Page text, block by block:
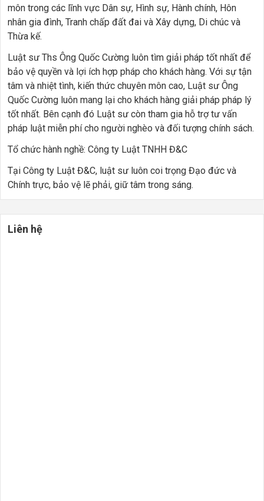
môn trong các lĩnh vực Dân sự, Hình sự, Hành chính, Hôn
nhân gia đình, Tranh chấp đất đai và Xây dựng, Di chúc và
Thừa kế.
Luật sư Ths Ông Quốc Cường luôn tìm giải pháp tốt nhất để
bảo vệ quyền và lợi ích hợp pháp cho khách hàng. Với sự tận
tâm và nhiệt tình, kiến thức chuyên môn cao, Luật sư Ông
Quốc Cường luôn mang lại cho khách hàng giải pháp pháp lý
tốt nhất. Bên cạnh đó Luật sư còn tham gia hỗ trợ tư vấn
pháp luật miễn phí cho người nghèo và đối tượng chính sách.
Tổ chức hành nghề: Công ty Luật TNHH Đ&C
Tại Công ty Luật Đ&C, luật sư luôn coi trọng Đạo đức và
Chính trực, bảo vệ lẽ phải, giữ tâm trong sáng.
Liên hệ